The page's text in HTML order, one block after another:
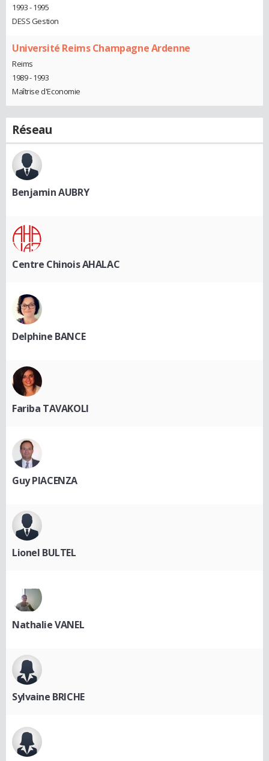
1993 - 1995
DESS Gestion
Université Reims Champagne Ardenne
Reims
1989 - 1993
Maîtrise d'Economie
Réseau
Benjamin AUBRY
Centre Chinois AHALAC
Delphine BANCE
Fariba TAVAKOLI
Guy PIACENZA
Lionel BULTEL
Nathalie VANEL
Sylvaine BRICHE